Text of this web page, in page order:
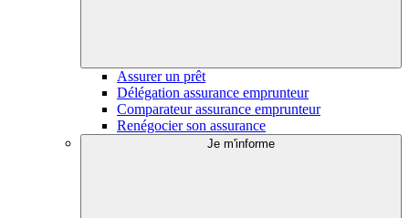
Assurer un prêt
Délégation assurance emprunteur
Comparateur assurance emprunteur
Renégocier son assurance
Je m'informe